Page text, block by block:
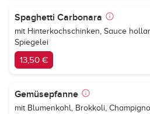
Spaghetti Carbonara
mit Hinterkochschinken, Sauce
Spiegelei
13,50 €
Gemüsepfanne
mit Blumenkohl, Brokkoli,